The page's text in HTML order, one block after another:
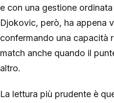
e con una gestione
Djokovic, però, ha appena
confermando una capacità
match anche quando il
altro.
La lettura più prudente è